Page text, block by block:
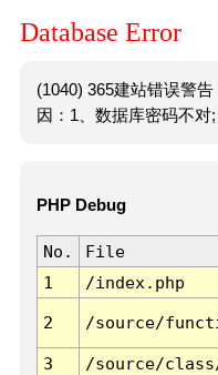
Database Error
(1040) 365建站错误警
因：1、数据库密码不对;
PHP Debug
No. File
1
/index.php
2 /source/
3 /source/